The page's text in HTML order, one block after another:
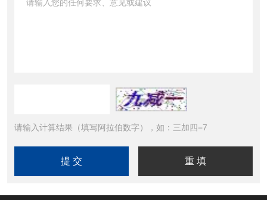
请输入计算结果（填写阿拉伯数字），如：三加四=7